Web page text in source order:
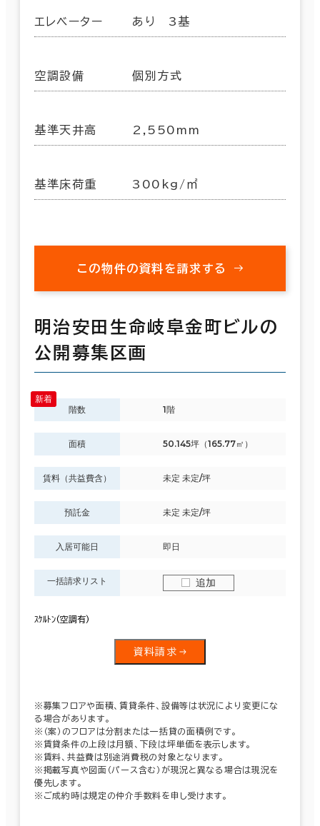
エレベーター あり 3基
空調設備 個別方式
基準天井高 2,550mm
基準床荷重 300kg/㎡
この物件の資料を請求する
明治安田生命岐阜金町ビルの
公開募集区画
階数 1階
面積 50.145坪（165.77㎡）
賃料（共益費含） 未定 未定/坪
預託金 未定 未定/坪
入居可能日 即日
一括請求リスト 追加
ｽｹﾙﾄﾝ(空調有)
資料請求
※募集フロアや面積、賃貸条件、設備等は状況により変更にな
る場合があります。
※（案）のフロアは分割または一括貸の面積例です。
※賃貸条件の上段は月額、下段は坪単価を表示します。
※賃料、共益費は別途消費税の対象となります。
※掲載写真や図面（パース含む）が現況と異なる場合は現況を
優先します。
※ご成約時は規定の仲介手数料を申し受けます。